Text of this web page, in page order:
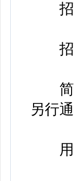
招
招
简历
另行
用